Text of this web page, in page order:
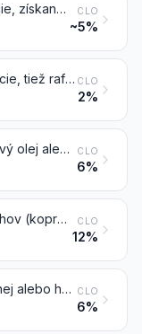
Ostatné oleje a ich frakcie, získané výlučne z olív, tiež rafinované, ale chemicky nemodifikované, vrátane zmesí týchto olejov alebo frakcií s olejmi alebo frakciami položky 1509 CLO
~5%
Palmový olej a jeho frakcie, tiež rafinované, ale chemicky nemodifikované CLO
2%
Slnečnicový olej, požltový olej alebo bavlníkový olej a ich frakcie, tiež rafinované, ale chemicky nemodifikované CLO
6%
Olej z kokosových orechov (koprový olej), olej z palmových jadier alebo babassový olej a ich frakcie, tiež rafinované, ale chemicky nemodifikované CLO
12%
Olej z repky, repky olejnej alebo horčicový olej a ich frakcie, tiež rafinované, ale chemicky nemodifikované CLO
6%